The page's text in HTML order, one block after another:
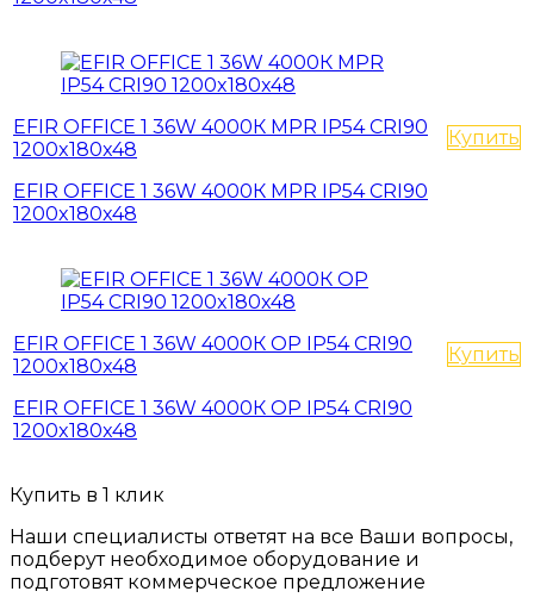
EFIR OFFICE 1 36W 4000К MPR IP54 CRI90
1200x180x48
EFIR OFFICE 1 36W 4000К MPR IP54 CRI90
1200x180x48
Купить
EFIR OFFICE 1 36W 4000К OP IP54 CRI90
1200x180x48
EFIR OFFICE 1 36W 4000К OP IP54 CRI90
1200x180x48
Купить
Купить в 1 клик
Наши специалисты ответят на все Ваши вопросы,
подберут необходимое оборудование и
подготовят коммерческое предложение